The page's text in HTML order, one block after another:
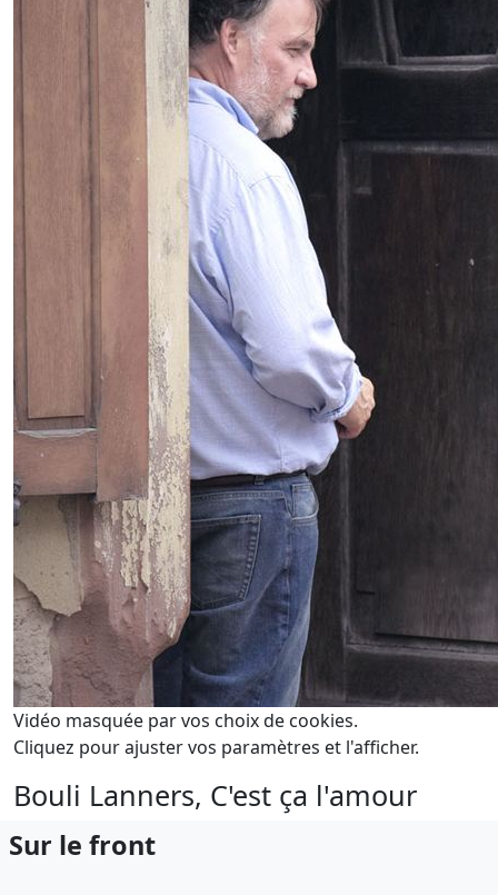
Vidéo masquée par vos choix de cookies.
Cliquez pour ajuster vos paramètres et l'afficher.
Bouli Lanners, C'est ça l'amour
Sur le front